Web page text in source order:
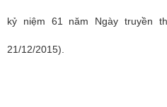
kỷ niệm 61 năm Ngày truyền
21/12/2015).